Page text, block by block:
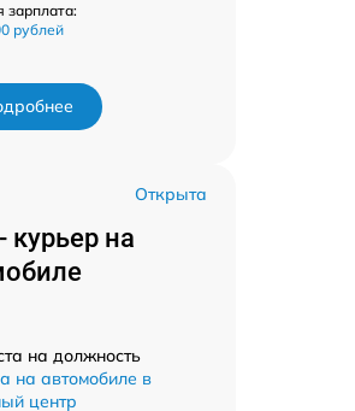
зарплата:
рублей
Открыта
курьер на
на должность
на автомобиле в
центр